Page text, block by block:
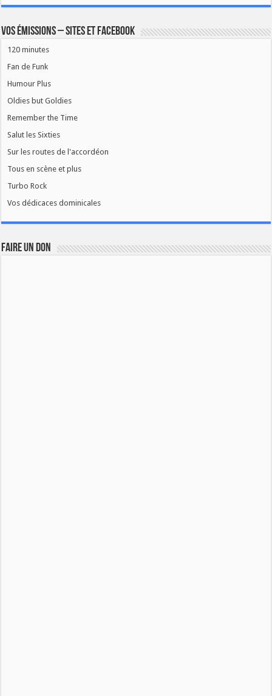
Vos émissions – Sites et Facebook
120 minutes
Fan de Funk
Humour Plus
Oldies but Goldies
Remember the Time
Salut les Sixties
Sur les routes de l'accordéon
Tous en scène et plus
Turbo Rock
Vos dédicaces dominicales
FAIRE UN DON